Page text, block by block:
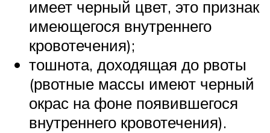
имеет черный цвет, это признак
имеющегося внутреннего
кровотечения);
тошнота, доходящая до рвоты
(рвотные массы имеют черный
окрас на фоне появившегося
внутреннего кровотечения).